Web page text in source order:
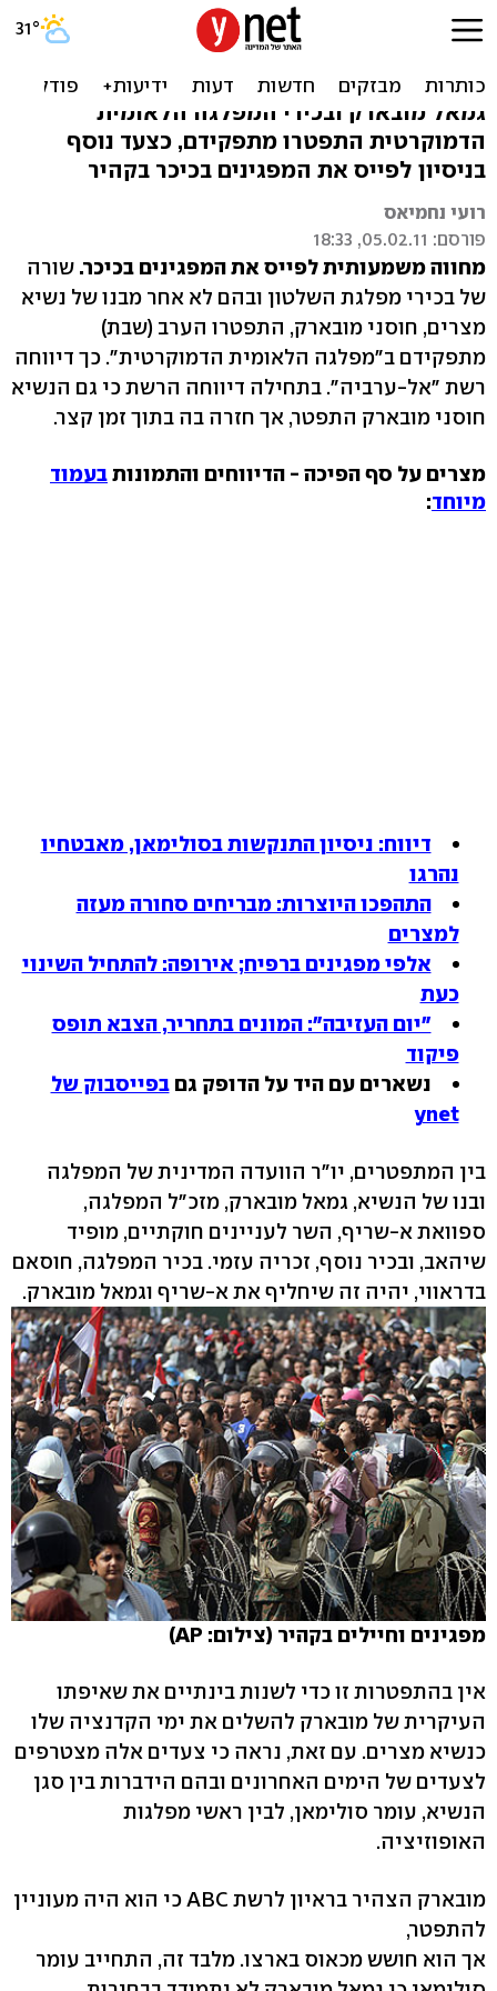
מתקפלים: בכירי מפלגת
השלטון וגמאל התפטרו
גמאל מובארק ובכירי המפלגה הלאומית
הדמוקרטית התפטרו מתפקידם, כצעד נוסף
בניסיון לפייס את המפגינים בכיכר בקהיר
רועי נחמיאס
פורסם: 05.02.11, 18:33
מחווה משמעותית לפייס את המפגינים בכיכר. שורה
של בכירי מפלגת השלטון ובהם לא אחר מבנו של נשיא
מצרים, חוסני מובארק, התפטרו הערב (שבת)
מתפקידם ב"מפלגה הלאומית הדמוקרטית". כך דיווחה
רשת "אל-ערביה". בתחילה דיווחה הרשת כי גם הנשיא
חוסני מובארק התפטר, אך חזרה בה בתוך זמן קצר.
מצרים על סף הפיכה - הדיווחים והתמונותבעמוד
מיוחד:
דיווח: ניסיון התנקשות בסולימאן, מאבטחיו
נהרגו
התהפכו היוצרות: מבריחים סחורה מעזה
למצרים
אלפי מפגינים ברפיח; אירופה: להתחיל השינוי
כעת
"יום העזיבה": המונים בתחריר, הצבא תופס
פיקוד
נשארים עם היד על הדופק גםבפייסבוק של
ynet
בין המתפטרים, יו"ר הוועדה המדינית של המפלגה
ובנו של הנשיא, גמאל מובארק, מזכ"ל המפלגה,
ספוואת א-שריף, השר לעניינים חוקתיים, מופיד
שיהאב, ובכיר נוסף, זכריה עזמי. בכיר המפלגה, חוסאם
בדראווי, יהיה זה שיחליף את א-שריף וגמאל מובארק.
מפגינים וחיילים בקהיר (צילום: AP)
אין בהתפטרות זו כדי לשנות בינתיים את שאיפתו
העיקרית של מובארק להשלים את ימי הקדנציה שלו
כנשיא מצרים. עם זאת, נראה כי צעדים אלה מצטרפים
לצעדים של הימים האחרונים ובהם הידברות בין סגן
הנשיא, עומר סולימאן, לבין ראשי מפלגות
האופוזיציה.
מובארק הצהיר בראיון לרשת ABC כי הוא היה מעוניין
להתפטר,
אך הוא חושש מכאוס בארצו. מלבד זה, התחייב עומר